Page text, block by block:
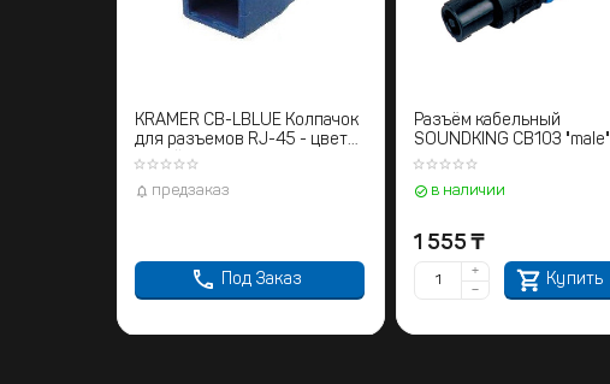
KRAMER CB-LBLUE Колпачок
для разъемов RJ-45 - цвет
синий
предзаказ
Под Заказ
Разъём кабельный
SOUNDKING CB103 "male"
в наличии
1 555 ₸
Купить
+
−